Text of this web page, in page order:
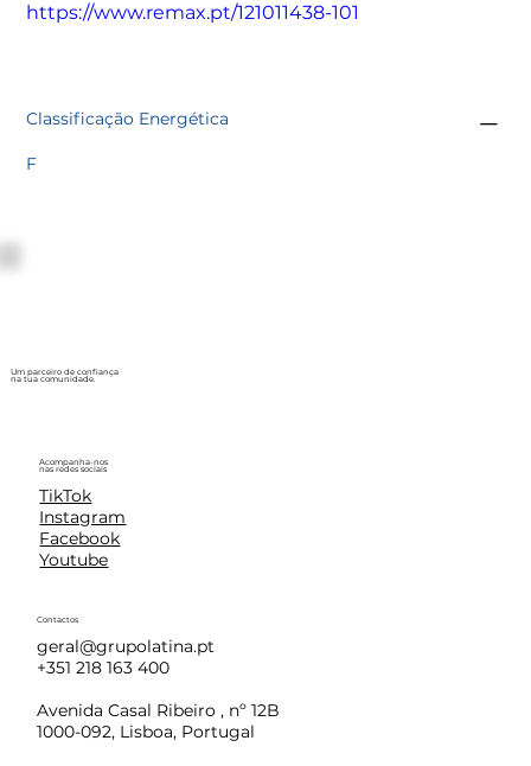
https://www.remax.pt/121011438-101
Classificação Energética
F
Um parceiro de confiança
na tua comunidade.
Acompanha-nos
nas redes sociais
TikTok
Instagram
Facebook
Youtube
Contactos
geral@grupolatina.pt
+351 218 163 400
Avenida Casal Ribeiro , nº 12B
1000-092, Lisboa, Portugal